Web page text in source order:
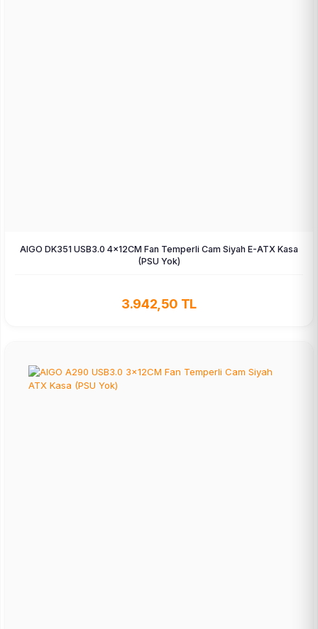
AIGO DK351 USB3.0 4×12CM Fan Temperli Cam Siyah E-ATX Kasa
(PSU Yok)
3.942,50 TL